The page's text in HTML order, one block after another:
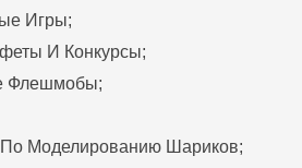
Игры;
И Конкурсы;
Флешмобы;
По Моделированию Шариков;